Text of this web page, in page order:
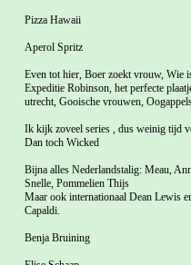
Pizza Hawaii
Aperol Spritz
Even tot hier, Boer zoekt vrouw, Wie
Expeditie Robinson, het perfecte
utrecht, Gooische vrouwen,
Ik kijk zoveel series , dus weinig tijd
Dan toch Wicked
Bijna alles Nederlandstalig: Meau,
Snelle, Pommelien Thijs
Maar ook internationaal Dean Lewis
Capaldi.
Benja Bruining